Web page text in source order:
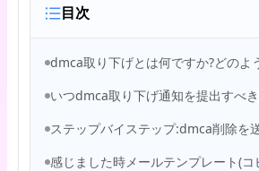
目次
いつdmca取り下げ通知を提出すべ
ステップバイステップ:dmca削除を
感じました時メールテンプレート(コ